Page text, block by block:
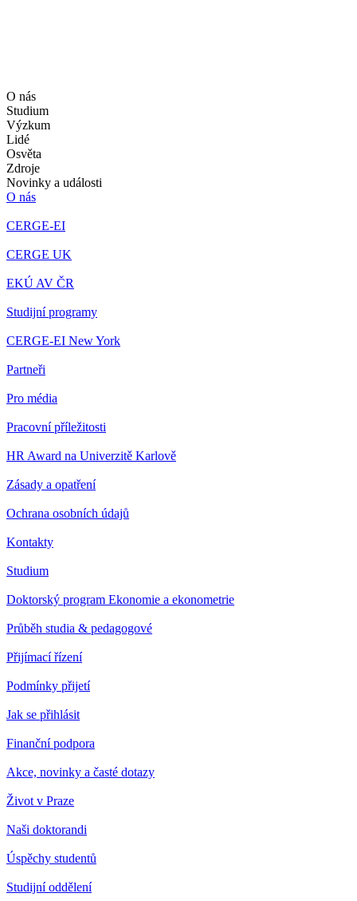
O nás
Studium
Výzkum
Lidé
Osvěta
Zdroje
Novinky a události
O nás
CERGE-EI
CERGE UK
EKÚ AV ČR
Studijní programy
CERGE-EI New York
Partneři
Pro média
Pracovní příležitosti
HR Award na Univerzitě Karlově
Zásady a opatření
Ochrana osobních údajů
Kontakty
Studium
Doktorský program Ekonomie a ekonometrie
Průběh studia & pedagogové
Přijímací řízení
Podmínky přijetí
Jak se přihlásit
Finanční podpora
Akce, novinky a časté dotazy
Život v Praze
Naši doktorandi
Úspěchy studentů
Studijní oddělení